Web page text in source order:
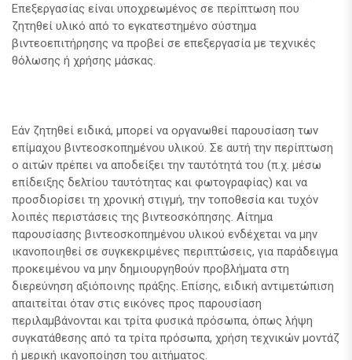
Επεξεργασίας είναι υποχρεωμένος σε περίπτωση που
ζητηθεί υλικό από το εγκατεστημένο σύστημα
βιντεοεπιτήρησης να προβεί σε επεξεργασία με τεχνικές
θόλωσης ή χρήσης μάσκας.
Εάν ζητηθεί ειδικά, μπορεί να οργανωθεί παρουσίαση των
επίμαχου βιντεοσκοπημένου υλικού. Σε αυτή την περίπτωση
ο αιτών πρέπει να αποδείξει την ταυτότητά του (π.χ. μέσω
επίδειξης δελτίου ταυτότητας και φωτογραφίας) και να
προσδιορίσει τη χρονική στιγμή, την τοποθεσία και τυχόν
λοιπές περιστάσεις της βιντεοσκόπησης. Αίτημα
παρουσίασης βιντεοσκοπημένου υλικού ενδέχεται να μην
ικανοποιηθεί σε συγκεκριμένες περιπτώσεις, για παράδειγμα
προκειμένου να μην δημιουργηθούν προβλήματα στη
διερεύνηση αξιόποινης πράξης. Επίσης, ειδική αντιμετώπιση
απαιτείται όταν στις εικόνες προς παρουσίαση
περιλαμβάνονται και τρίτα φυσικά πρόσωπα, όπως λήψη
συγκατάθεσης από τα τρίτα πρόσωπα, χρήση τεχνικών μοντάζ
ή μερική ικανοποίηση του αιτήματος.